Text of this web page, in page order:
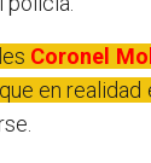
Coronel
en